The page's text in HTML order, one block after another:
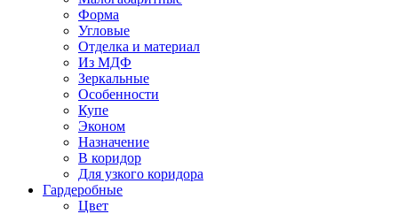
Форма
Угловые
Отделка и материал
Из МДФ
Зеркальные
Особенности
Купе
Эконом
Назначение
В коридор
Для узкого коридора
Гардеробные
Цвет